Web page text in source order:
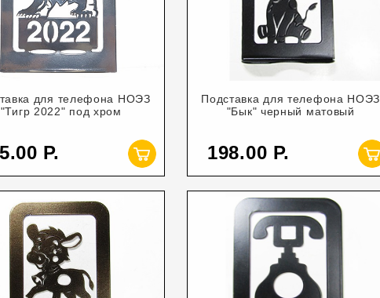
для телефона НОЭЗ
"Тигр 2022" под хром
Подставка для телефона НОЭЗ
"Бык" черный матовый
198.00